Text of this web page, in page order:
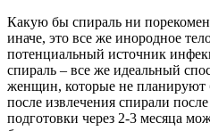
Какую бы спираль ни
иначе, это все же инородное
потенциальный источник
спираль – все же идеальный
женщин, которые не планируют
после извлечения спирали
подготовки через 2-3 месяца